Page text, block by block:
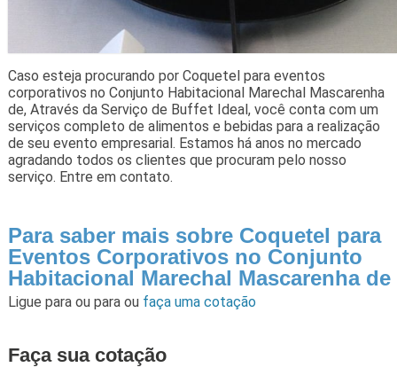
Caso esteja procurando por Coquetel para eventos
corporativos no Conjunto Habitacional Marechal Mascarenha
de, Através da Serviço de Buffet Ideal, você conta com um
serviços completo de alimentos e bebidas para a realização
de seu evento empresarial. Estamos há anos no mercado
agradando todos os clientes que procuram pelo nosso
serviço. Entre em contato.
Para saber mais sobre Coquetel para
Eventos Corporativos no Conjunto
Habitacional Marechal Mascarenha de
Ligue para ou para ou faça uma cotação
Faça sua cotação